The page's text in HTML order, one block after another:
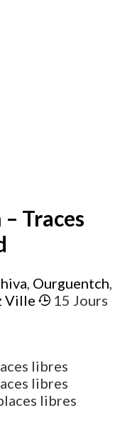
Traces
Ourguentch
Ville
15 Jours
libres
libres
libres